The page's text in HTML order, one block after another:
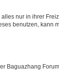
nur in ihrer
benutzen, kann
Baguazhang